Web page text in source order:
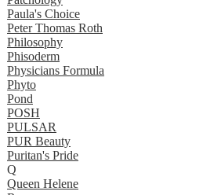
Paula's Choice
Peter Thomas Roth
Philosophy
Phisoderm
Physicians Formula
Phyto
Pond
POSH
PULSAR
PUR Beauty
Puritan's Pride
Q
Queen Helene